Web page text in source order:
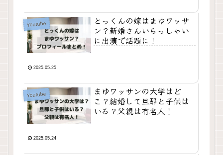
Youtube
とっくんの嫁はまゆワッサ
ン？新婚さんいらっしゃい
に出演で話題に！
2025.05.25
Youtube
まゆワッサンの大学はど
こ？結婚して旦那と子供は
いる？父親は有名人！
2025.05.24